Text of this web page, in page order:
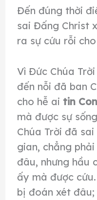
Đến đúng thời
sai Đấng Christ
ra sự cứu rỗi
Vì Ðức Chúa
đến nỗi đã ban
cho hễ ai tin Con
mà được sự
Chúa Trời đã
gian, chẳng
đâu, nhưng hầu
ấy mà được
bị đoán xét